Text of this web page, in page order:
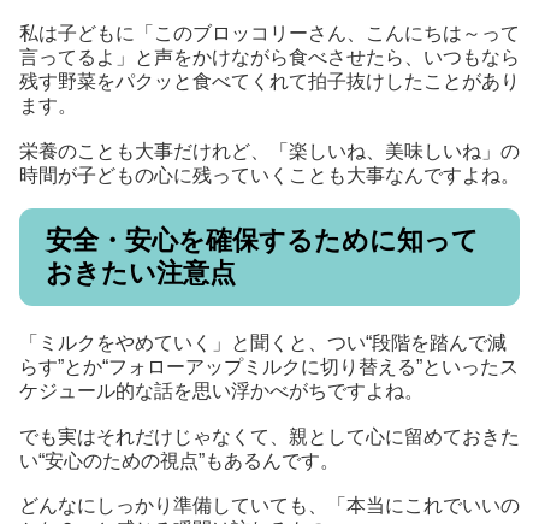
私は子どもに「このブロッコリーさん、こんにちは～って
言ってるよ」と声をかけながら食べさせたら、いつもなら
残す野菜をパクッと食べてくれて拍子抜けしたことがあり
ます。
栄養のことも大事だけれど、「楽しいね、美味しいね」の
時間が子どもの心に残っていくことも大事なんですよね。
安全・安心を確保するために知って
おきたい注意点
「ミルクをやめていく」と聞くと、つい“段階を踏んで減
らす”とか“フォローアップミルクに切り替える”といったス
ケジュール的な話を思い浮かべがちですよね。
でも実はそれだけじゃなくて、親として心に留めておきた
い“安心のための視点”もあるんです。
どんなにしっかり準備していても、「本当にこれでいいの